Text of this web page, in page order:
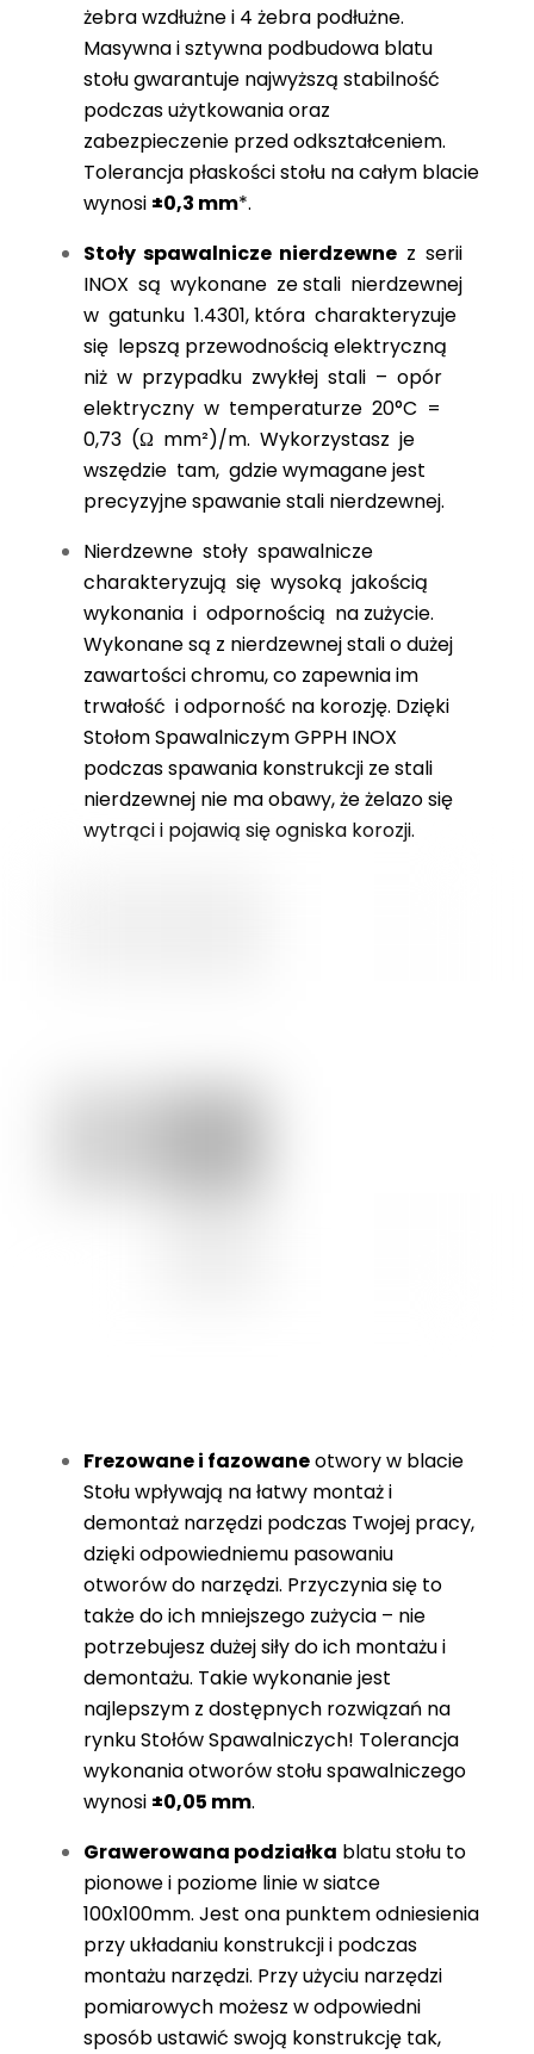
żebra wzdłużne i 4 żebra podłużne.
Masywna i sztywna podbudowa blatu
stołu gwarantuje najwyższą stabilność
podczas użytkowania oraz
zabezpieczenie przed odkształceniem.
Tolerancja płaskości stołu na całym blacie
wynosi ±0,3 mm*.
Stoły spawalnicze nierdzewne z serii
INOX są wykonane ze stali nierdzewnej
w gatunku 1.4301, która charakteryzuje
się lepszą przewodnością elektryczną
niż w przypadku zwykłej stali – opór
elektryczny w temperaturze 20°C =
0,73 (Ω mm²)/m. Wykorzystasz je
wszędzie tam, gdzie wymagane jest
precyzyjne spawanie stali nierdzewnej.
Nierdzewne stoły spawalnicze
charakteryzują się wysoką jakością
wykonania i odpornością na zużycie.
Wykonane są z nierdzewnej stali o dużej
zawartości chromu, co zapewnia im
trwałość i odporność na korozję. Dzięki
Stołom Spawalniczym GPPH INOX
podczas spawania konstrukcji ze stali
nierdzewnej nie ma obawy, że żelazo się
wytrąci i pojawią się ogniska korozji.
Frezowanei fazowaneotwory w blacie
Stołu wpływają na łatwy montaż i
demontaż narzędzi podczas Twojej pracy,
dzięki odpowiedniemu pasowaniu
otworów do narzędzi. Przyczynia się to
także do ich mniejszego zużycia – nie
potrzebujesz dużej siły do ich montażu i
demontażu. Takie wykonanie jest
najlepszym z dostępnych rozwiązań na
rynku Stołów Spawalniczych! Tolerancja
wykonania otworów stołu spawalniczego
wynosi ±0,05 mm.
Grawerowana podziałka blatu stołu to
pionowe i poziome linie w siatce
100x100mm. Jest ona punktem odniesienia
przy układaniu konstrukcji i podczas
montażu narzędzi. Przy użyciu narzędzi
pomiarowych możesz w odpowiedni
sposób ustawić swoją konstrukcję tak,